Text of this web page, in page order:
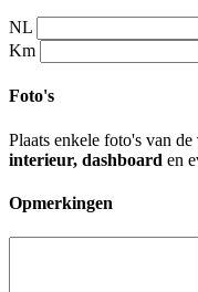
NL
Km
Foto's
Plaats enkele foto's van de
interieur, dashboard en
Opmerkingen